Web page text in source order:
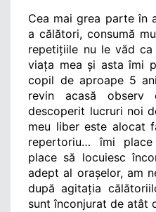
Cea mai grea parte în
a călători, consumă
repetițiile nu le văd
viața mea și asta îmi
copil de aproape 5
revin acasă
descoperit lucruri noi
meu liber este alocat
repertoriu… îmi
place să locuiesc
adept al orașelor, am
după agitația
sunt înconjurat de atât